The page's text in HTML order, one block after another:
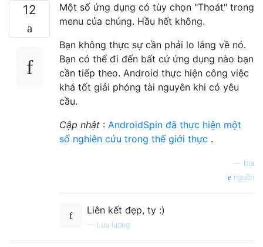
12
Một số ứng dụng có tùy chọn "Thoát" trong
menu của chúng. Hầu hết không.
Bạn không thực sự cần phải lo lắng về nó.
Bạn có thể đi đến bất cứ ứng dụng nào bạn
cần tiếp theo. Android thực hiện công việc
khá tốt giải phóng tài nguyên khi có yêu
cầu.
Cập nhật : AndroidSpin đã thực hiện một
số nghiên cứu trong thế giới thực .
bia
nguồn
Liên kết đẹp, ty :)
— Lưu lượng